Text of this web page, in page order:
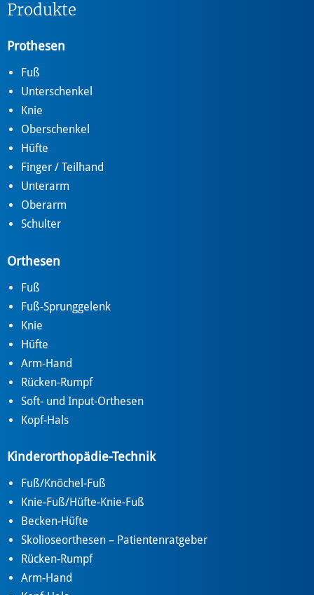
Produkte
Prothesen
Fuß
Unterschenkel
Knie
Oberschenkel
Hüfte
Finger / Teilhand
Unterarm
Oberarm
Schulter
Orthesen
Fuß
Fuß-Sprunggelenk
Knie
Hüfte
Arm-Hand
Rücken-Rumpf
Soft- und Input-Orthesen
Kopf-Hals
Kinderorthopädie-Technik
Fuß/Knöchel-Fuß
Knie-Fuß/Hüfte-Knie-Fuß
Becken-Hüfte
Skolioseorthesen – Patientenratgeber
Rücken-Rumpf
Arm-Hand